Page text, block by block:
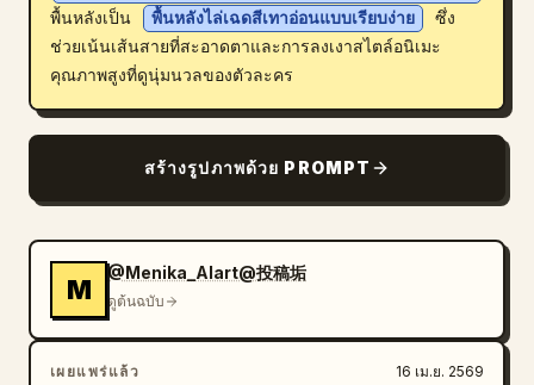
พื้นหลังเป็น
พื้นหลังไล่เฉดสีเทาอ่อนแบบเรียบง่าย
ซึ่ง
ช่วยเน้นเส้นสายที่สะอาดตาและการลงเงาสไตล์อนิเมะ
คุณภาพสูงที่ดูนุ่มนวลของตัวละคร
สร้างรูปภาพด้วย PROMPT
M
@Menika_AIart@投稿垢
ดูต้นฉบับ
เผยแพร่แล้ว 16 เม.ย. 2569